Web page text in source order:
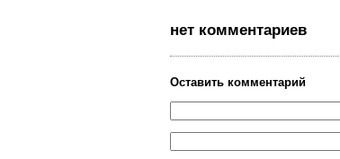
нет комментариев
Оставить комментарий